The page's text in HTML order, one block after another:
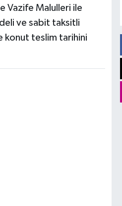
Vazife Malulleri ile
ve sabit taksitli
konut teslim tarihini